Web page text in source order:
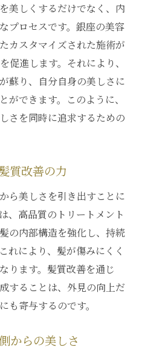
美しくするだけでなく、内
プロセスです。銀座の美容
カスタマイズされた施術が
促進します。それにより、
蘇り、自分自身の美しさに
ができます。このように、
さを同時に追求するための
質改善の力
ら美しさを引き出すことに
、高品質のトリートメント
の内部構造を強化し、持続
れにより、髪が傷みにくく
ります。髪質改善を通じ
することは、外見の向上だ
も寄与するのです。
からの美しさ